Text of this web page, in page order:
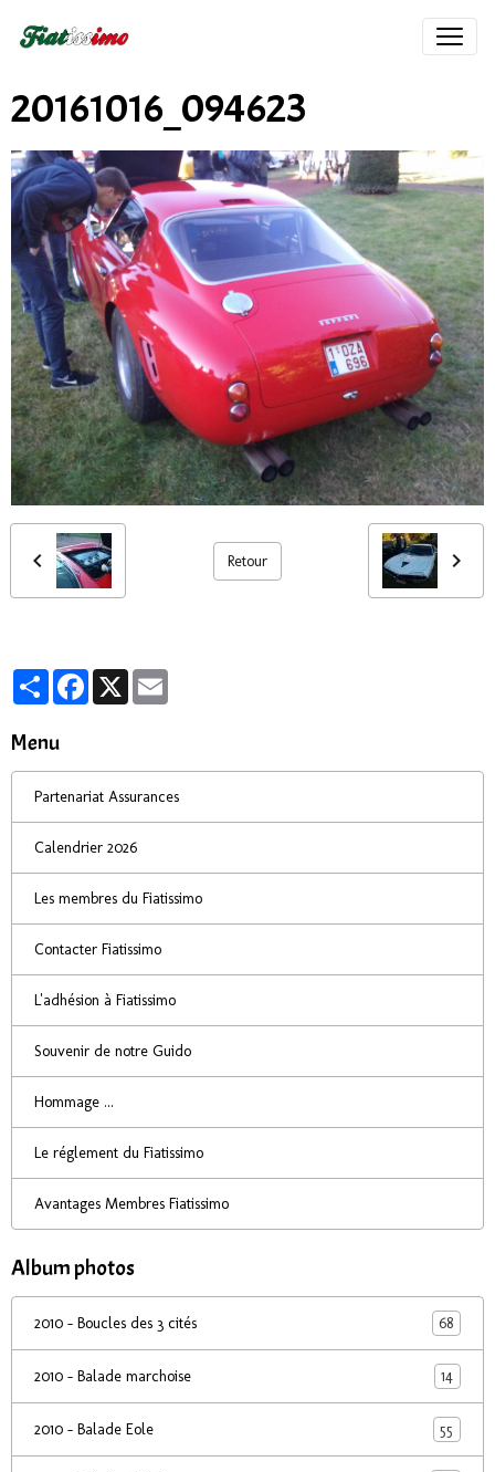
20161016_094623
Retour
PartagerFacebook
X
Menu
Partenariat Assurances
Calendrier 2026
Les membres du Fiatissimo
Contacter Fiatissimo
L'adhésion à Fiatissimo
Souvenir de notre Guido
Hommage ...
Le réglement du Fiatissimo
Avantages Membres Fiatissimo
Album photos
2010 - Boucles des 3 cités 68
2010 - Balade marchoise 14
2010 - Balade Eole 55